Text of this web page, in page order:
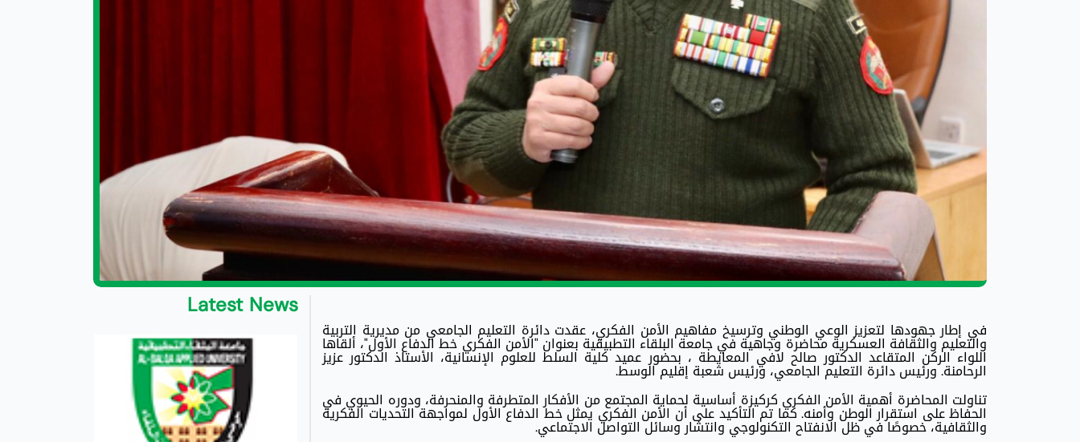
في إطار جهودها لتعزيز الوعي الوطني وترسيخ مفاهيم الأمن الفكري، عقدت دائرة التعليم الجامعي من مديرية التربية
والتعليم والثقافة العسكرية محاضرة وجاهية في جامعة البلقاء التطبيقية بعنوان "الأمن الفكري خط الدفاع الأول"، ألقاها
اللواء الركن المتقاعد الدكتور صالح لافي المعايطة ، بحضور عميد كلية السلط للعلوم الإنسانية، الأستاذ الدكتور عزيز
الرحامنة. ورئيس دائرة التعليم الجامعي، ورئيس شعبة إقليم الوسط.
تناولت المحاضرة أهمية الأمن الفكري كركيزة أساسية لحماية المجتمع من الأفكار المتطرفة والمنحرفة، ودوره الحيوي في
الحفاظ على استقرار الوطن وأمنه. كما تم التأكيد على أن الأمن الفكري يمثل خط الدفاع الأول لمواجهة التحديات الفكرية
والثقافية، خصوصًا في ظل الانفتاح التكنولوجي وانتشار وسائل التواصل الاجتماعي.
Latest News